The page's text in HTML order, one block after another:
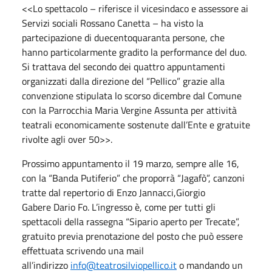
<<Lo spettacolo – riferisce il vicesindaco e assessore ai
Servizi sociali Rossano Canetta – ha visto la
partecipazione di duecentoquaranta persone, che
hanno particolarmente gradito la performance del duo.
Si trattava del secondo dei quattro appuntamenti
organizzati dalla direzione del “Pellico” grazie alla
convenzione stipulata lo scorso dicembre dal Comune
con la Parrocchia Maria Vergine Assunta per attività
teatrali economicamente sostenute dall’Ente e gratuite
rivolte agli over 50>>.
Prossimo appuntamento il 19 marzo, sempre alle 16,
con la “Banda Putiferio” che proporrà “Jagafò”, canzoni
tratte dal repertorio di Enzo Jannacci,Giorgio
Gabere Dario Fo. L’ingresso è, come per tutti gli
spettacoli della rassegna “Sipario aperto per Trecate”,
gratuito previa prenotazione del posto che può essere
effettuata scrivendo una mail
all’indirizzo info@teatrosilviopellico.ito mandando un